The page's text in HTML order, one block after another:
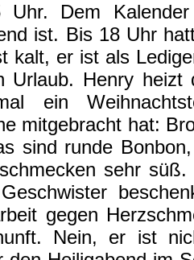
Uhr. Dem
ist. Bis 18 Uhr
kalt, er ist als
Urlaub. Henry
ein
mitgebracht hat:
sind runde
sehr
gegen
Nein, er ist